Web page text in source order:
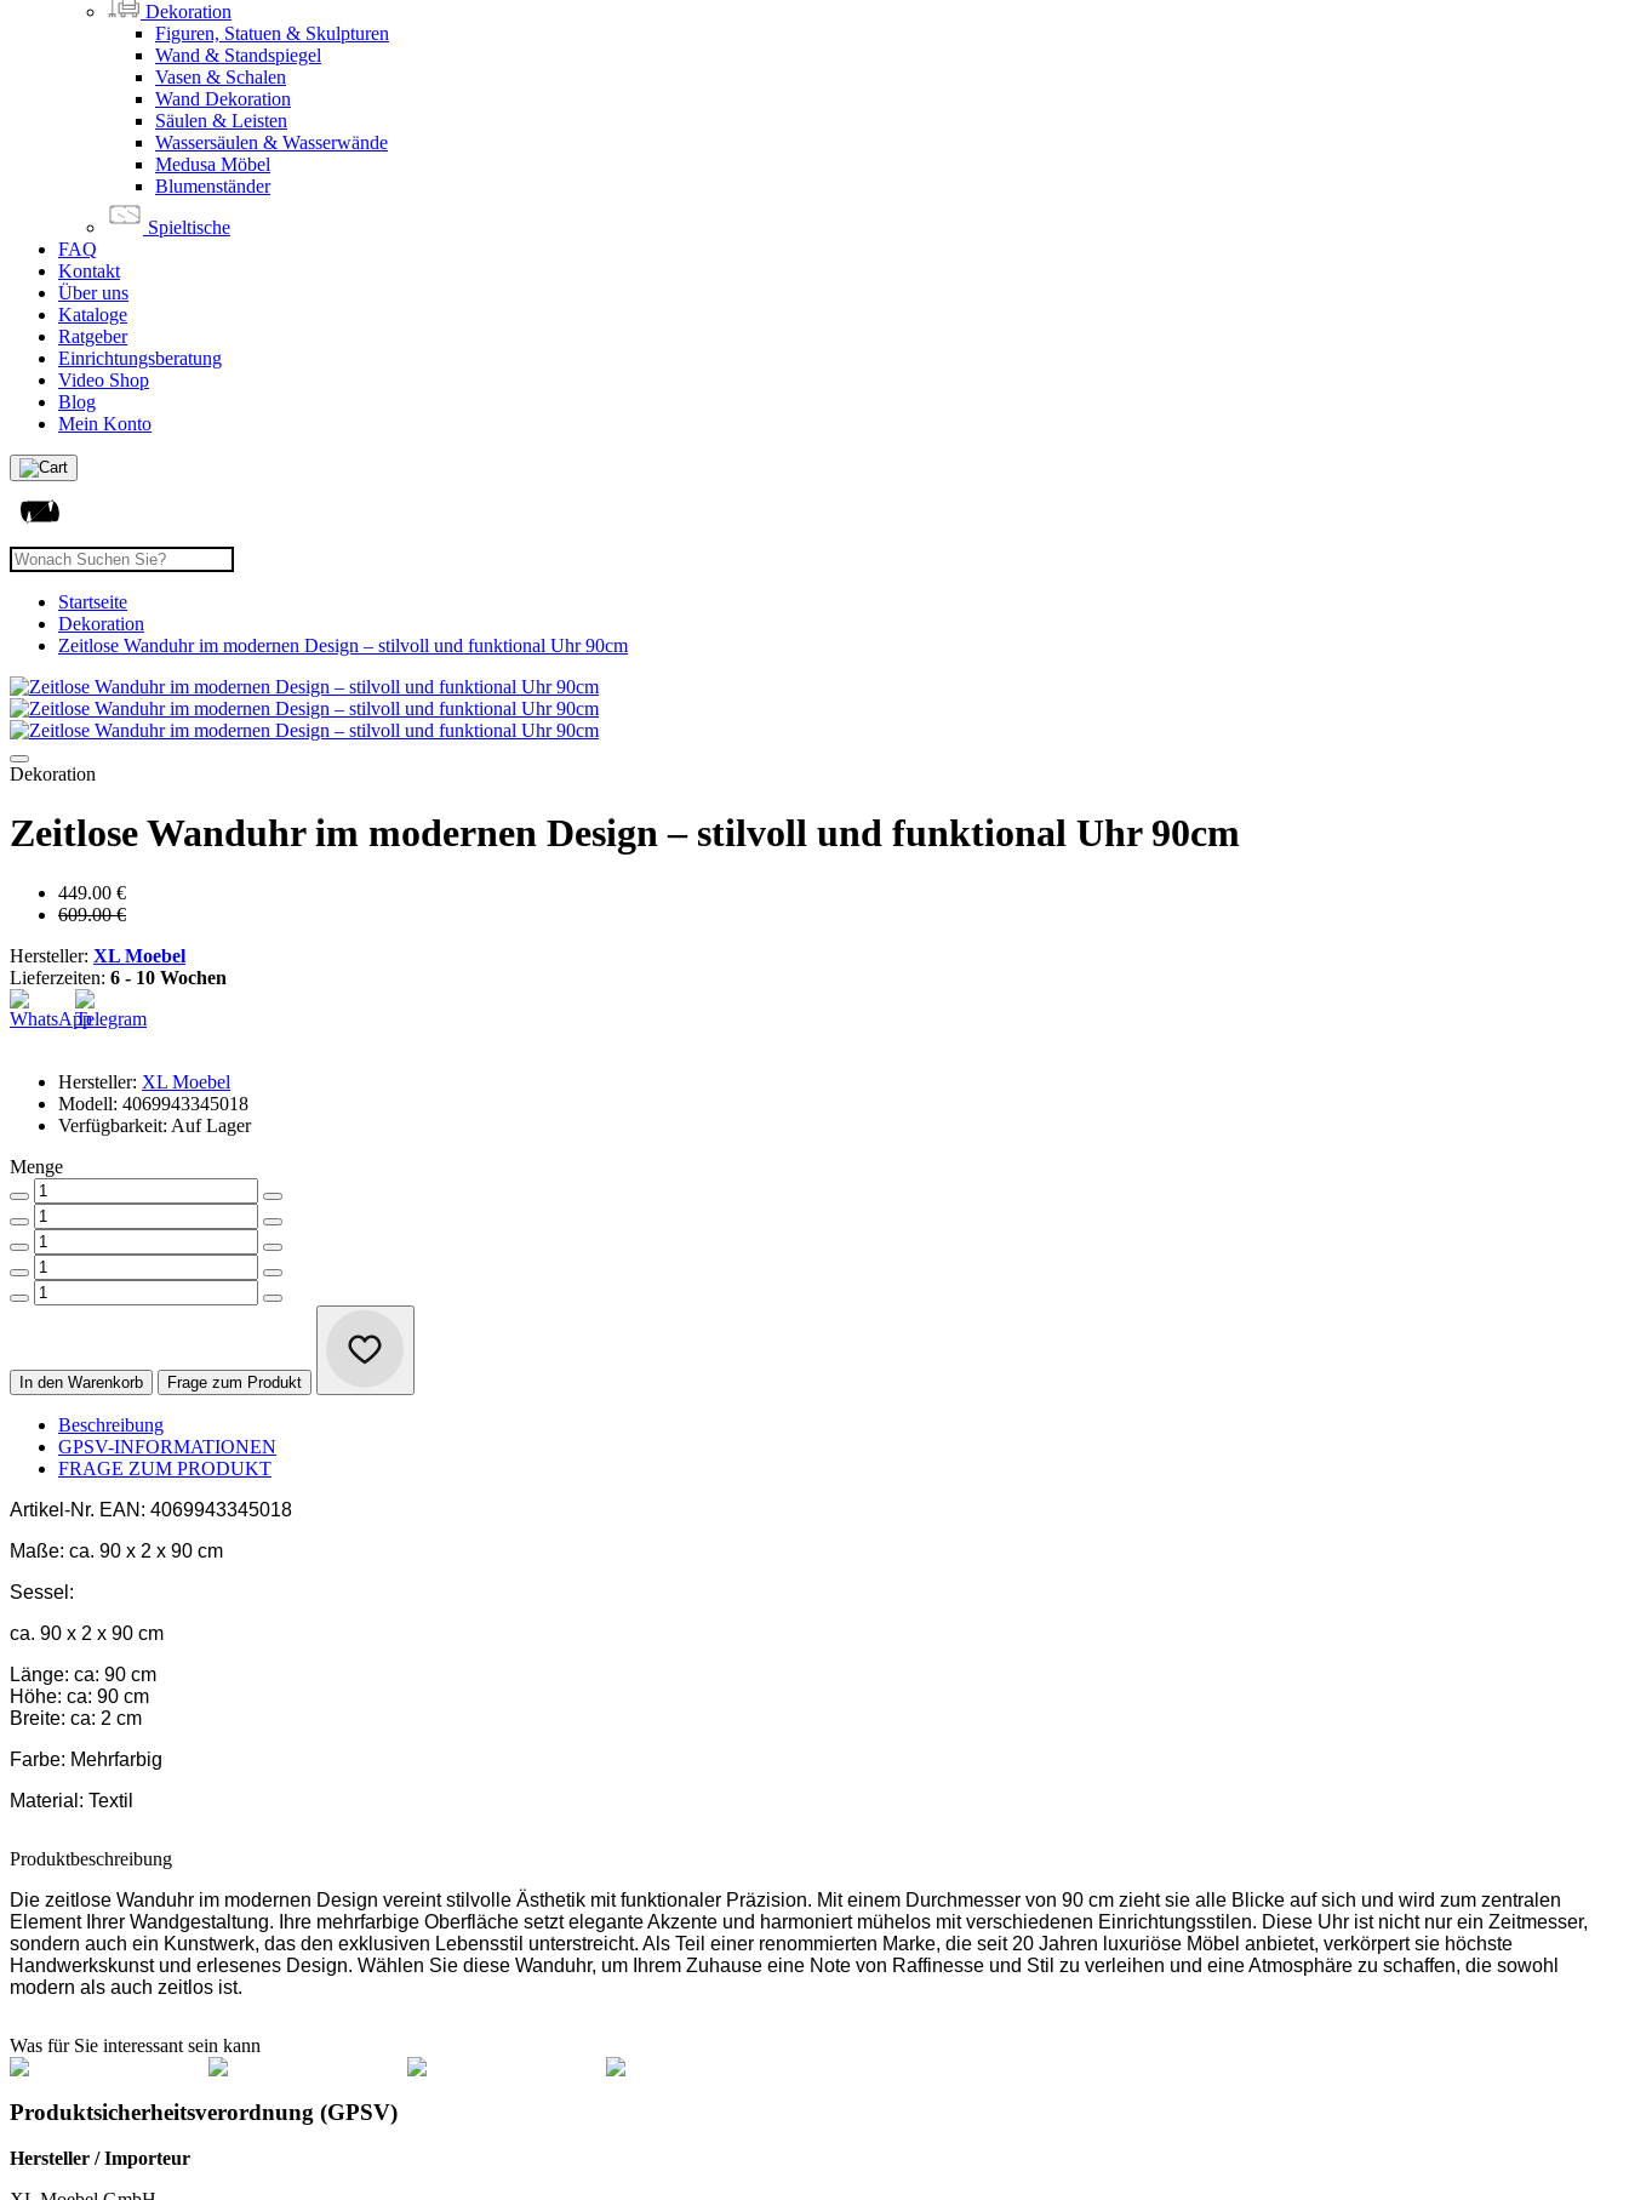
Dekoration
Figuren, Statuen & Skulpturen
Wand & Standspiegel
Vasen & Schalen
Wand Dekoration
Säulen & Leisten
Wassersäulen & Wasserwände
Medusa Möbel
Blumenständer
Spieltische
FAQ
Kontakt
Über uns
Kataloge
Ratgeber
Einrichtungsberatung
Video Shop
Blog
Mein Konto
Startseite
Dekoration
Zeitlose Wanduhr im modernen Design – stilvoll und funktional Uhr 90cm
Dekoration
Zeitlose Wanduhr im modernen Design – stilvoll und funktional Uhr 90cm
449.00 €
609.00 €
Hersteller: XL Moebel
Lieferzeiten: 6 - 10 Wochen
Hersteller: XL Moebel
Modell: 4069943345018
Verfügbarkeit: Auf Lager
Menge
In den Warenkorb Frage zum Produkt
Beschreibung
GPSV-INFORMATIONEN
FRAGE ZUM PRODUKT
Artikel-Nr. EAN: 4069943345018
Maße: ca. 90 x 2 x 90 cm
Sessel:
ca. 90 x 2 x 90 cm
Länge: ca: 90 cm
Höhe: ca: 90 cm
Breite: ca: 2 cm
Farbe: Mehrfarbig
Material: Textil
Produktbeschreibung
Die zeitlose Wanduhr im modernen Design vereint stilvolle Ästhetik mit funktionaler Präzision. Mit einem Durchmesser von 90 cm zieht sie alle Blicke auf sich und wird zum zentralen
Element Ihrer Wandgestaltung. Ihre mehrfarbige Oberfläche setzt elegante Akzente und harmoniert mühelos mit verschiedenen Einrichtungsstilen. Diese Uhr ist nicht nur ein Zeitmesser,
sondern auch ein Kunstwerk, das den exklusiven Lebensstil unterstreicht. Als Teil einer renommierten Marke, die seit 20 Jahren luxuriöse Möbel anbietet, verkörpert sie höchste
Handwerkskunst und erlesenes Design. Wählen Sie diese Wanduhr, um Ihrem Zuhause eine Note von Raffinesse und Stil zu verleihen und eine Atmosphäre zu schaffen, die sowohl
modern als auch zeitlos ist.
Was für Sie interessant sein kann
Produktsicherheitsverordnung (GPSV)
Hersteller / Importeur